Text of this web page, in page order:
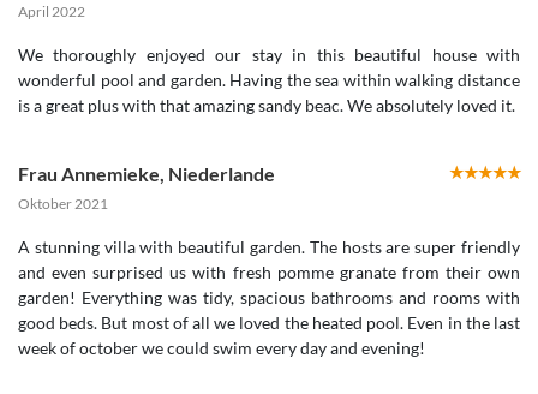
April 2022
We thoroughly enjoyed our stay in this beautiful house with
wonderful pool and garden. Having the sea within walking distance
is a great plus with that amazing sandy beac. We absolutely loved it.
Frau Annemieke Niederlande
Oktober 2021
A stunning villa with beautiful garden. The hosts are super friendly
and even surprised us with fresh pomme granate from their own
garden! Everything was tidy, spacious bathrooms and rooms with
good beds. But most of all we loved the heated pool. Even in the last
week of october we could swim every day and evening!